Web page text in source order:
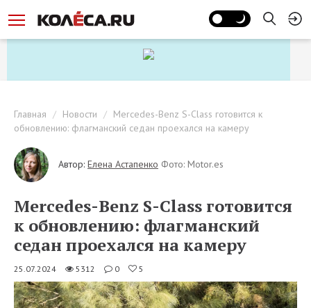
Главная Новости
Mercedes-Benz S-Class готовится к
обновлению: флагманский седан проехался на камеру
Автор: Елена Астапенко Фото: Motor.es
Mercedes-Benz S-Class готовится
к обновлению: флагманский
седан проехался на камеру
25.07.2024 5312 0 5